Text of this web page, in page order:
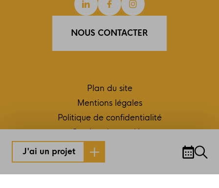
J'ai un projet
LinkedinFacebookInstagram
NOUS CONTACTER
Plan du site
Mentions légales
Politique de confidentialité
Gestion des cookies
Conception et réalisation RC2C